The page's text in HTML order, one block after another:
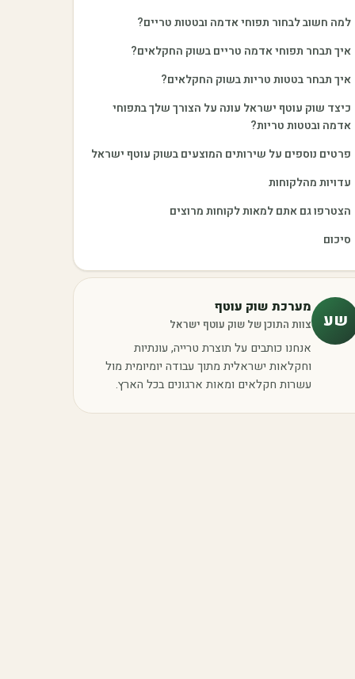
למה חשוב לבחור תפוחי אדמה ובטטות טריים?
איך תבחר תפוחי אדמה טריים בשוק החקלאים?
איך תבחר בטטות טריות בשוק החקלאים?
כיצד שוק עוטף ישראל עונה על הצורך שלך בתפוחי
אדמה ובטטות טריות?
פרטים נוספים על שירותים המוצעים בשוק עוטף ישראל
עדויות מהלקוחות
הצטרפו גם אתם למאות לקוחות מרוצים
סיכום
שע
מערכת שוק עוטף
צוות התוכן של שוק עוטף ישראל
אנחנו כותבים על תוצרת טרייה, עונתיות
וחקלאות ישראלית מתוך עבודה יומיומית מול
עשרות חקלאים ומאות ארגונים בכל הארץ.